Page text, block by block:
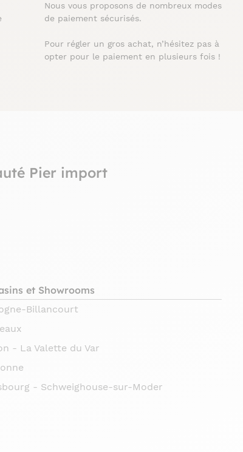
Nous vous proposons de nombreux modes
de paiement sécurisés.
Pour régler un gros achat, n’hésitez pas à
opter pour le paiement en plusieurs fois !
Pier import
et Showrooms
Billancourt
- La Valette du Var
- Schweighouse-sur-Moder